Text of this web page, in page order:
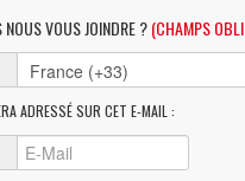
VOUS JOINDRE ?(CHAMPS
ADRESSÉ SUR CET E-MAIL :